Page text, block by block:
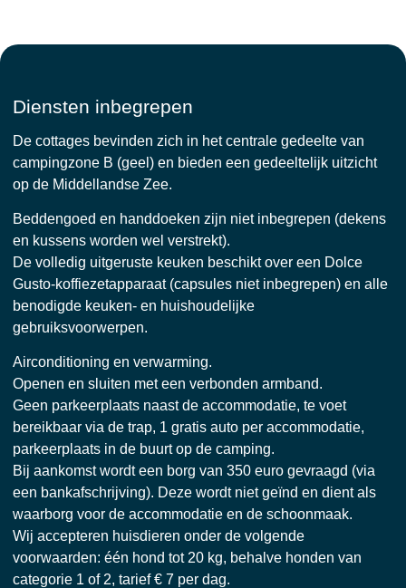
Diensten inbegrepen
De cottages bevinden zich in het centrale gedeelte van
campingzone B (geel) en bieden een gedeeltelijk uitzicht
op de Middellandse Zee.
Beddengoed en handdoeken zijn niet inbegrepen (dekens
en kussens worden wel verstrekt).
De volledig uitgeruste keuken beschikt over een Dolce
Gusto-koffiezetapparaat (capsules niet inbegrepen) en alle
benodigde keuken- en huishoudelijke
gebruiksvoorwerpen.
Airconditioning en verwarming.
Openen en sluiten met een verbonden armband.
Geen parkeerplaats naast de accommodatie, te voet
bereikbaar via de trap, 1 gratis auto per accommodatie,
parkeerplaats in de buurt op de camping.
Bij aankomst wordt een borg van 350 euro gevraagd (via
een bankafschrijving). Deze wordt niet geïnd en dient als
waarborg voor de accommodatie en de schoonmaak.
Wij accepteren huisdieren onder de volgende
voorwaarden: één hond tot 20 kg, behalve honden van
categorie 1 of 2, tarief € 7 per dag.